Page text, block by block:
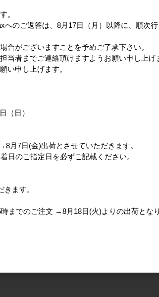
。
のご返答は、8月17日（月）以降に、順次行
合がございますことを予めご了承下さい。
当者までご連絡頂けますようお願い申し上げ
い申し上げます。
（日）
月7日(金)出荷とさせていただきます。
日のご指定日を必ずご記載ください。
ます。
までのご注文 →8月18日(火)よりの出荷となり